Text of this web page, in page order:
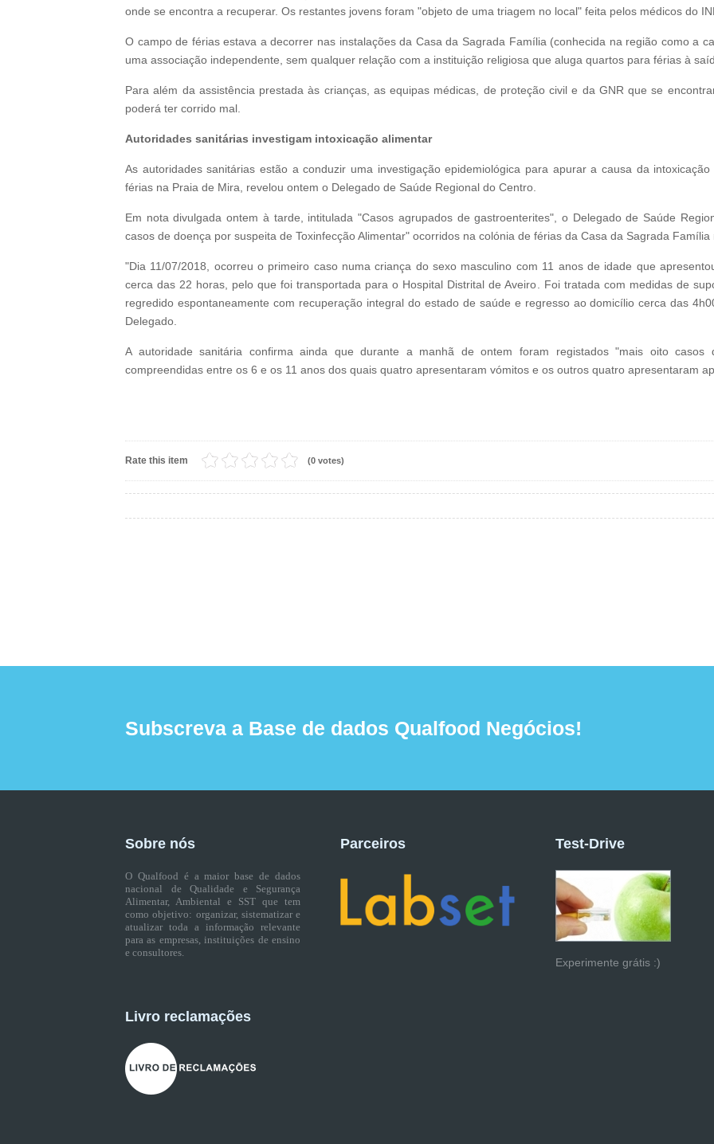
onde se encontra a recuperar. Os restantes jovens foram "objeto de uma triagem no local" feita pelos médicos do
O campo de férias estava a decorrer nas instalações da Casa da Sagrada Família (conhecida na região como a
uma associação independente, sem qualquer relação com a instituição religiosa que aluga quartos para férias à
Para além da assistência prestada às crianças, as equipas médicas, de proteção civil e da GNR que se
poderá ter corrido mal.
Autoridades sanitárias investigam intoxicação alimentar
As autoridades sanitárias estão a conduzir uma investigação epidemiológica para apurar a causa da
férias na Praia de Mira, revelou ontem o Delegado de Saúde Regional do Centro.
Em nota divulgada ontem à tarde, intitulada "Casos agrupados de gastroenterites", o Delegado de Saúde
casos de doença por suspeita de Toxinfecção Alimentar" ocorridos na colónia de férias da Casa da Sagrada Família
"Dia 11/07/2018, ocorreu o primeiro caso numa criança do sexo masculino com 11 anos de idade que
cerca das 22 horas, pelo que foi transportada para o Hospital Distrital de Aveiro. Foi tratada com medidas de
regredido espontaneamente com recuperação integral do estado de saúde e regresso ao domicílio cerca das
Delegado.
A autoridade sanitária confirma ainda que durante a manhã de ontem foram registados "mais oito
compreendidas entre os 6 e os 11 anos dos quais quatro apresentaram vómitos e os outros quatro apresentaram
Rate this item (0 votes)
Subscreva a Base de dados Qualfood Negócios!
Sobre nós
O Qualfood é a maior base de dados
nacional de Qualidade e Segurança
Alimentar, Ambiental e SST que tem
como objetivo: organizar, sistematizar e
atualizar toda a informação relevante
para as empresas, instituições de ensino
e consultores.
Livro reclamações
Parceiros Test-Drive
Experimente grátis :)